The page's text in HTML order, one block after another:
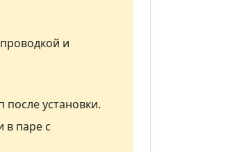
и
установки.
в паре с